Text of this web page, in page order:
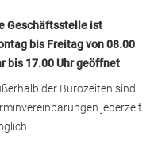
Geschäftsstelle ist
bis Freitag von 08.00
bis 17.00 Uhr geöffnet
der Bürozeiten sind
jederzeit